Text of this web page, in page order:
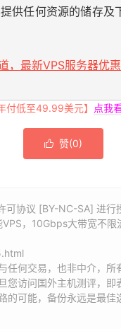
供任何资源的储存
，最新VPS服务器优惠
付低至49.99美元】 点我
 赞(0)
协议 [BY-NC-SA] 进行
，10Gbps大带宽不
任何交易，也非中介，
访问国外主机测评，即
的可能，备份永远是最